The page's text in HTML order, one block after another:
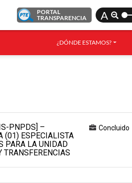
PORTAL
TRANSPARENCIA
A
¿DÓNDE ESTAMOS?
PNPDS] –
(01) ESPECIALISTA
PARA LA UNIDAD
TRANSFERENCIAS
Concluido